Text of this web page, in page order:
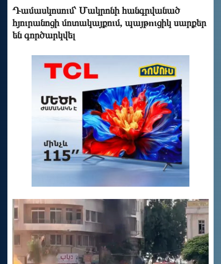
Դամասկոսում՝ Մակրոնի հանգրվանած
հյուրանոցի մոտակայքում, պայթnւցիկ սարքեր
են գործարկվել